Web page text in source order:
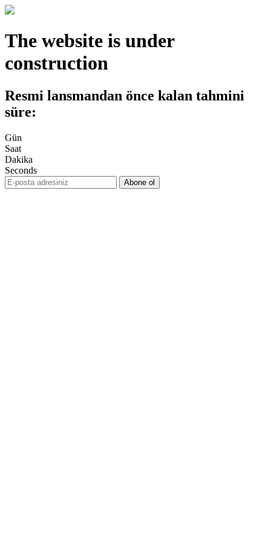
The website is under
construction
Resmi lansmandan önce kalan tahmini
süre:
Gün
Saat
Dakika
Seconds